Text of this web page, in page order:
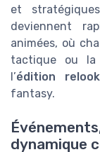
et
deviennent
animées, où
tactique ou la
l’édition
fantasy.
dynamique